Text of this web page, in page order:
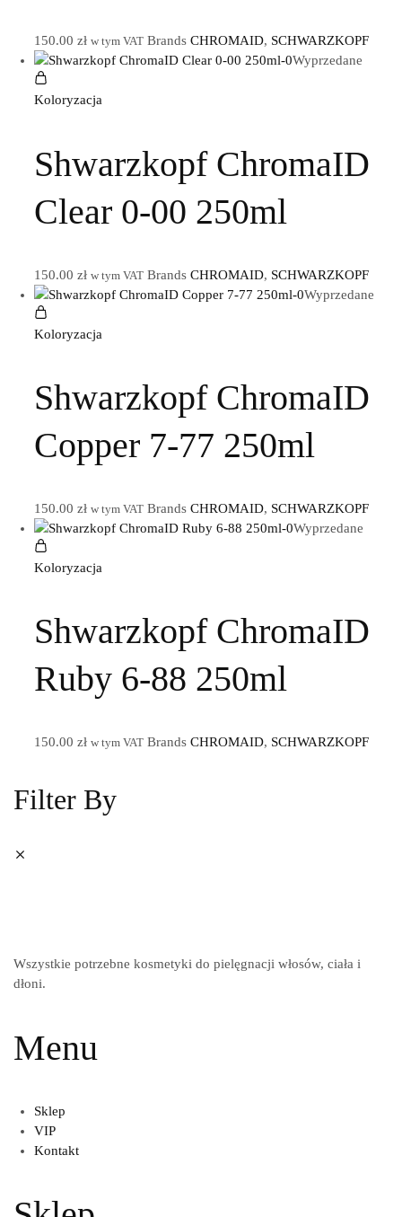
150.00 zł w tym VATBrands CHROMAID, SCHWARZKOPF
Wyprzedane
Koloryzacja
Shwarzkopf ChromaID
Clear 0-00 250ml
150.00 zł w tym VATBrands CHROMAID, SCHWARZKOPF
Wyprzedane
Koloryzacja
Shwarzkopf ChromaID
Copper 7-77 250ml
150.00 zł w tym VATBrands CHROMAID, SCHWARZKOPF
Wyprzedane
Koloryzacja
Shwarzkopf ChromaID
Ruby 6-88 250ml
150.00 zł w tym VATBrands CHROMAID, SCHWARZKOPF
Filter By
Wszystkie potrzebne kosmetyki do pielęgnacji włosów, ciała i
dłoni.
Menu
Sklep
VIP
Kontakt